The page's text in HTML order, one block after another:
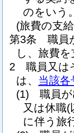
のをいう
(旅費の支
第3条
職員
し、旅費
2
職員又は
は、 当該各
(1)
職員
又は休職(
に伴う旅